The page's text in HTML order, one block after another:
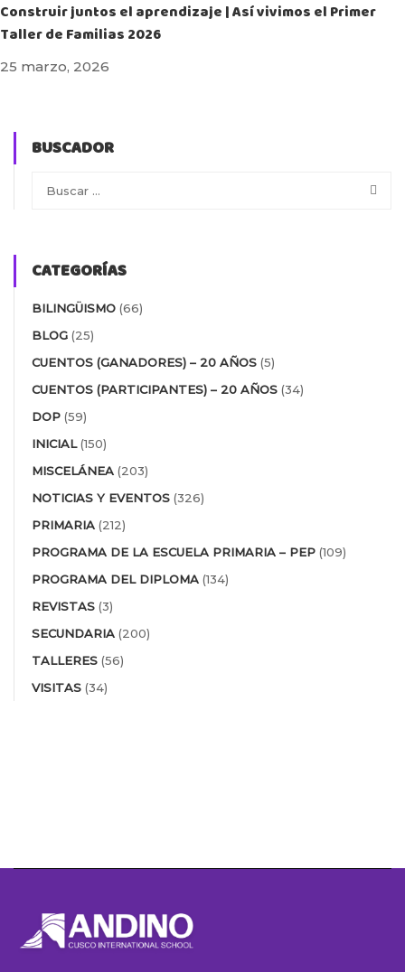
Construir juntos el aprendizaje | Así vivimos el Primer
Taller de Familias 2026
25 marzo, 2026
BUSCADOR
CATEGORÍAS
BILINGÜISMO (66)
BLOG (25)
CUENTOS (GANADORES) – 20 AÑOS (5)
CUENTOS (PARTICIPANTES) – 20 AÑOS (34)
DOP (59)
INICIAL(150)
MISCELÁNEA (203)
NOTICIAS Y EVENTOS (326)
PRIMARIA (212)
PROGRAMA DE LA ESCUELA PRIMARIA – PEP (109)
PROGRAMA DEL DIPLOMA (134)
REVISTAS (3)
SECUNDARIA (200)
TALLERES (56)
VISITAS (34)